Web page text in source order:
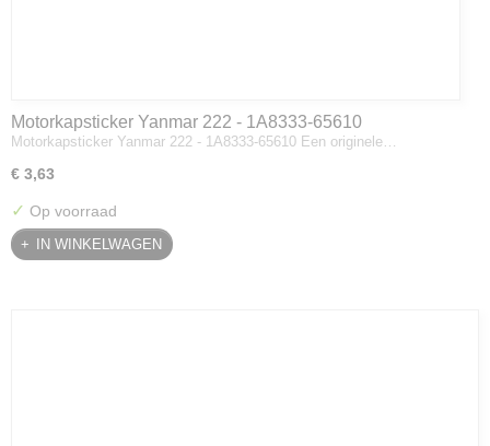
Motorkapsticker Yanmar 222 - 1A8333-65610
Motorkapsticker Yanmar 222 - 1A8333-65610 Een originele…
€ 3,63
✓ Op voorraad
IN WINKELWAGEN